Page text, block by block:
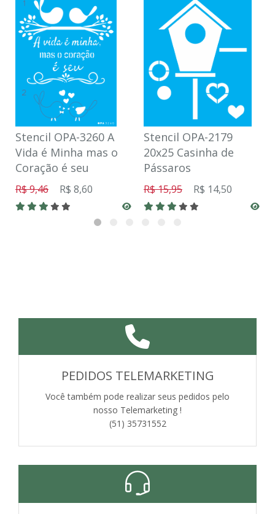
Stencil OPA-3260 A
Vida é Minha mas o
Coração é seu
R$ 9,46 R$ 8,60
Stencil OPA-2179
20x25 Casinha de
Pássaros
R$ 15,95 R$ 14,50
PEDIDOS TELEMARKETING
Você também pode realizar seus pedidos pelo
nosso Telemarketing !
(51) 35731552